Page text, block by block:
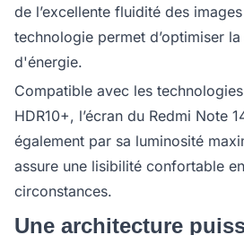
de l’excellente fluidité des
technologie permet d’optimiser
d'énergie.
Compatible avec les
HDR10+, l’écran du Redmi Note
également par sa luminosité
assure une lisibilité confortable
circonstances.
Une architecture